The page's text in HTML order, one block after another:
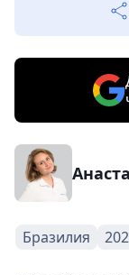
Бразилия